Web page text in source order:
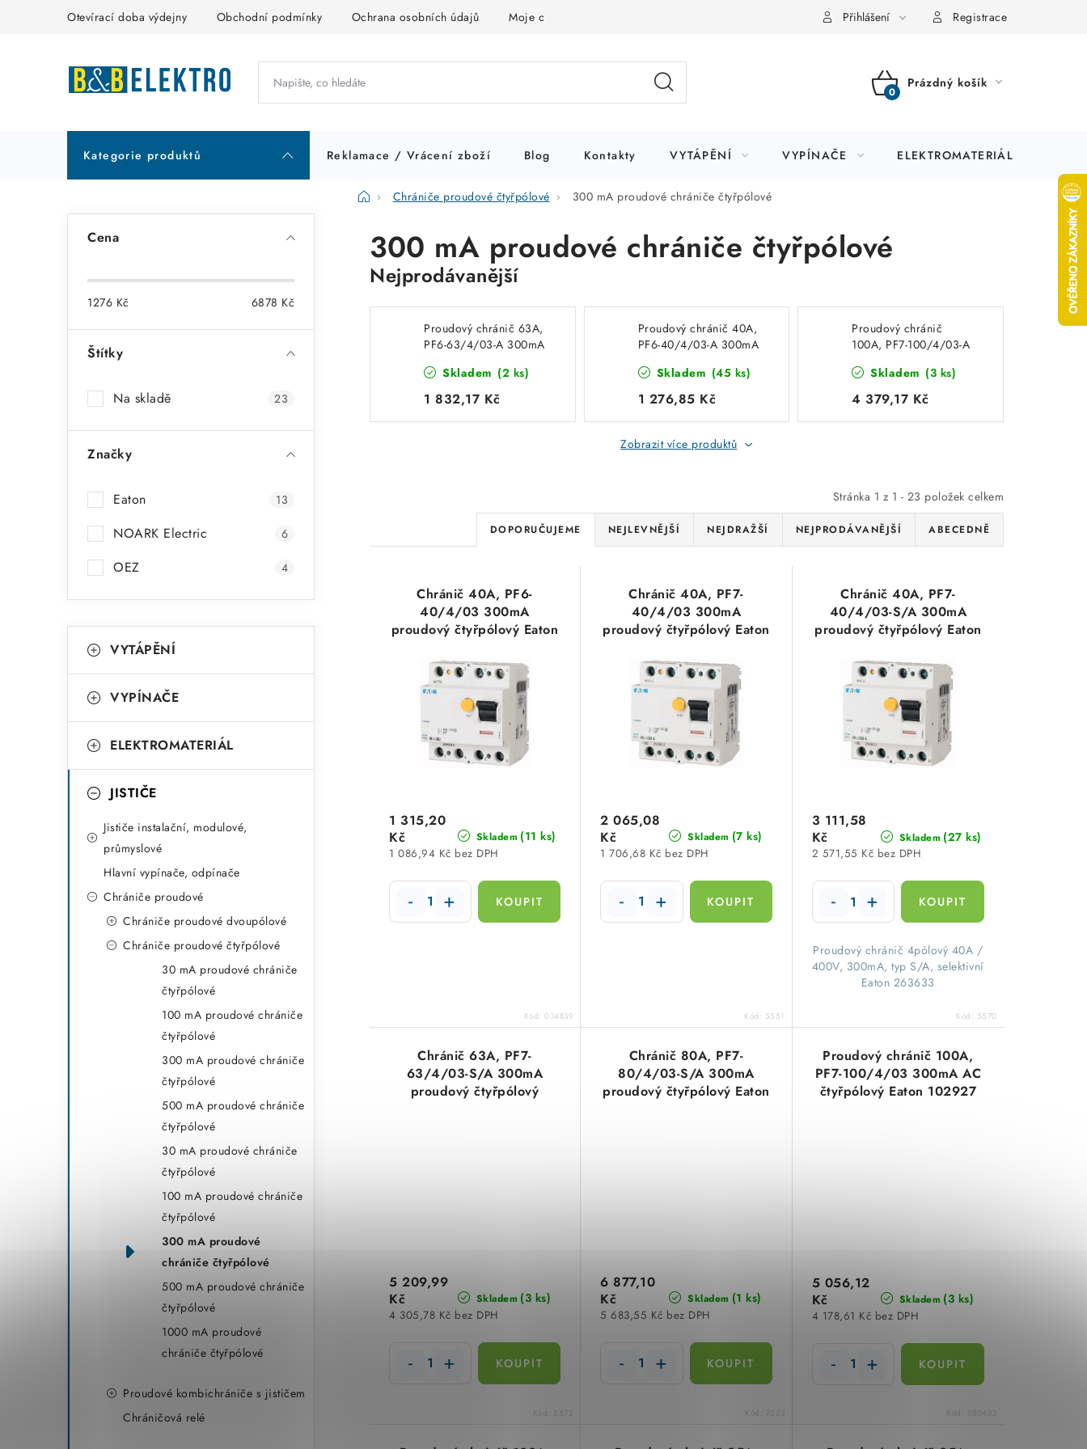
Otevírací doba výdejny Obchodní podmínky Ochrana osobních údajů Moje objednávka Přihlášení Registrace
NÁKUPNÍ
Prázdný košík
Kategorie produktů Reklamace / Vrácení zboží Blog Kontakty VYTÁPĚNÍ VYPÍNAČE ELEKTROMATERIÁL
DomůChrániče proudové čtyřpólové 300 mA proudové chrániče čtyřpólové
t
n
e
l
Cena
1276 Kč 6878 Kč
Štítky
Na skladě 23
Značky
Eaton 13
NOARK Electric 6
OEZ 4
kategorie
a
e
o
VYTÁPĚNÍ
VYPÍNAČE
ELEKTROMATERIÁL
JISTIČE
Jističe instalační, modulové,
průmyslové
Hlavní vypínače, odpínače
Chrániče proudové
Chrániče proudové dvoupólové
Chrániče proudové čtyřpólové
30 mA proudové chrániče
čtyřpólové
100 mA proudové chrániče
čtyřpólové
300 mA proudové chrániče
čtyřpólové
500 mA proudové chrániče
čtyřpólové
30 mA proudové chrániče
čtyřpólové
100 mA proudové chrániče
čtyřpólové
300 mA proudové
chrániče čtyřpólové
500 mA proudové chrániče
čtyřpólové
1000 mA proudové
chrániče čtyřpólové
Proudové kombichrániče s jističem
Chráničová relé
300 mA proudové chrániče čtyřpólové
Nejprodávanější
Proudový chránič 63A,
PF6-63/4/03-A 300mA
112938Skladem (2 ks)
1 832,17 Kč
Proudový chránič 40A,
PF6-40/4/03-A 300mA
112935Skladem (45 ks)
1 276,85 Kč
Proudový chránič
100A, PF7-100/4/03-A
Eaton 102931
Skladem (3 ks)
4 379,17 Kč
Zobrazit více produktů
Stránka 1 z 1 - 23 položek celkem
Ř
a
z
e
n
í
p
r
o
u
k
t
ů
DOPORUČUJEME NEJLEVNĚJŠÍ NEJDRAŽŠÍ NEJPRODÁVANĚJŠÍ ABECEDNĚ
Chránič 40A, PF6-
40/4/03 300mA
proudový čtyřpólový Eaton
Skladem (11 ks)
1 086,94 Kč bez DPH
1 315,20
Kč
Kód:034839
Chránič 40A, PF7-
40/4/03 300mA
proudový čtyřpólový Eaton
Skladem (7 ks)
1 706,68 Kč bez DPH
2 065,08
Kč
Kód: 5551
Chránič 40A, PF7-
40/4/03-S/A 300mA
proudový čtyřpólový Eaton
Skladem (27 ks)
2 571,55 Kč bez DPH
3 111,58
Kč
​Proudový chránič 4pólový 40A /
400V, 300mA, typ S/A, selektivní
Eaton 263633
Kód: 5570
Chránič 63A, PF7-
63/4/03-S/A 300mA
proudový čtyřpólový
Skladem (3 ks)
4 305,78 Kč bez DPH
5 209,99
Kč
Kód: 5572
Chránič 80A, PF7-
80/4/03-S/A 300mA
proudový čtyřpólový Eaton
Skladem (1 ks)
5 683,55 Kč bez DPH
6 877,10
Kč
Kód: 7523
Proudový chránič 100A,
PF7-100/4/03 300mA AC
čtyřpólový Eaton 102927
Skladem (3 ks)
4 178,61 Kč bez DPH
5 056,12
Kč
Kód: 030453